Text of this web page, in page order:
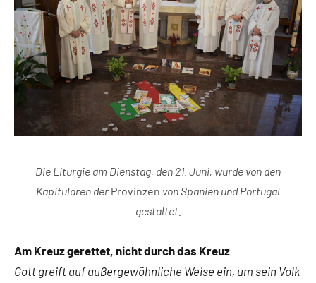
Die Liturgie am Dienstag, den 21. Juni, wurde von den
Kapitularen der Provinzen von Spanien und Portugal
gestaltet.
Am Kreuz gerettet, nicht durch das Kreuz
Gott greift auf außergewöhnliche Weise ein, um sein Volk